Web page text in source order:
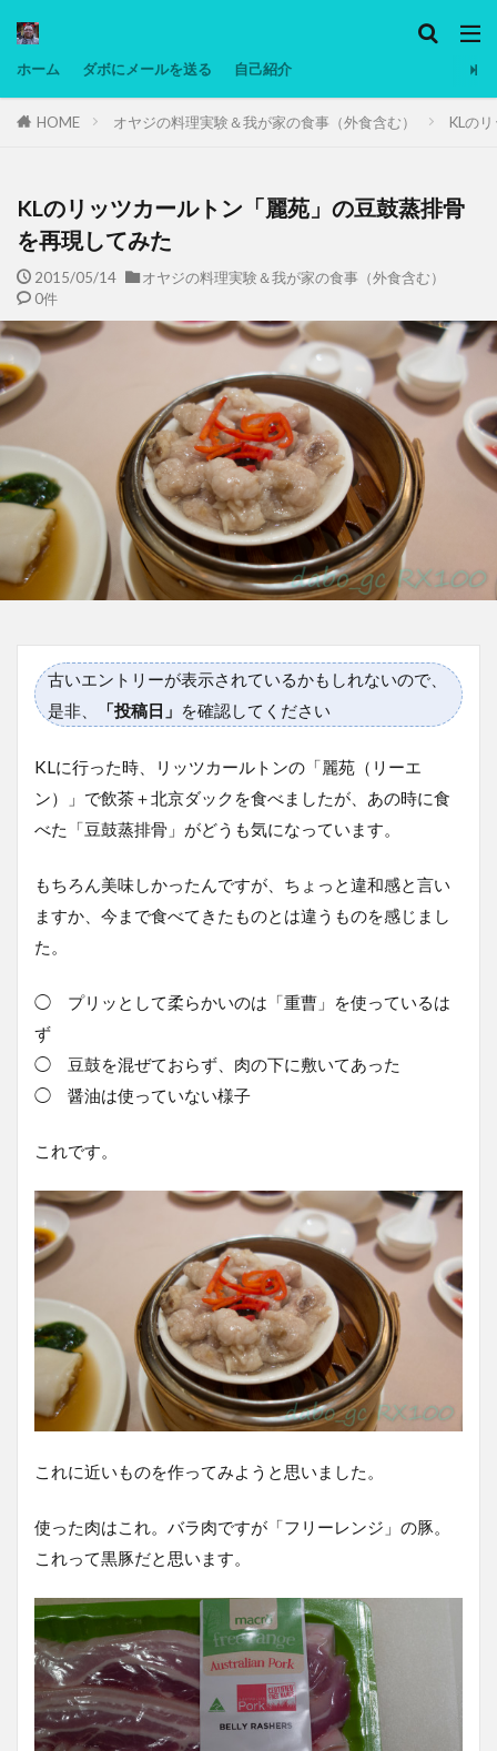
ホーム ダボにメールを送る 自己紹介
HOME オヤジの料理実験＆我が家の食事（外食含む） KLの
KLのリッツカールトン「麗苑」の豆鼓蒸排骨
を再現してみた
2015/05/14
オヤジの料理実験＆我が家の食事（外食含む）
0件
古いエントリーが表示されているかもしれないので、
是非、
「投稿日」 を確認してください
KLに行った時、リッツカールトンの「麗苑（リーエ
ン）」で飲茶＋北京ダックを食べましたが、あの時に食
べた「豆鼓蒸排骨」がどうも気になっています。
もちろん美味しかったんですが、ちょっと違和感と言い
ますか、今まで食べてきたものとは違うものを感じまし
た。
◯ プリッとして柔らかいのは「重曹」を使っているは
ず
◯ 豆鼓を混ぜておらず、肉の下に敷いてあった
◯ 醤油は使っていない様子
これです。
これに近いものを作ってみようと思いました。
使った肉はこれ。バラ肉ですが「フリーレンジ」の豚。
これって黒豚だと思います。
タグ
マレーシア動画
ヨーグルト
低温調理・スロークッカー
備忘録
動画 日本人村社会 脱水シート
検索